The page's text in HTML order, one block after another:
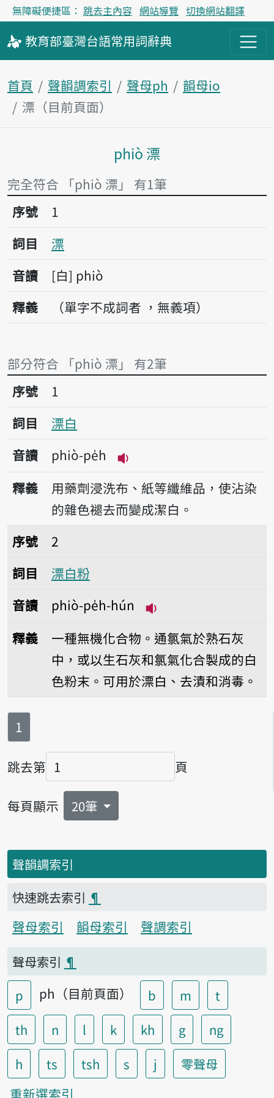
無障礙便捷區： 跳去主內容 網站導覽 切換網站翻譯
教育部臺灣台語常用詞辭典
首頁 聲韻調索引 聲母ph
韻母io
漂（目前頁面）
主內容區塊
phiò 漂
完全符合 「phiò 漂」 有1筆
序號1漂
序號
1
詞目
漂
音讀
白 phiò
釋義
（單字不成詞者 ，無義項）
部分符合 「phiò 漂」 有2筆
序號1漂白
序號
1
詞目
漂白
音讀
phiò-pe̍h
播放音讀phiò-pe̍h
釋義
用藥劑浸洗布、紙等纖維品，使沾染
的雜色褪去而變成潔白。
序號2漂白粉
序號
2
詞目
漂白粉
音讀
phiò-pe̍h-hún
釋義
一種無機化合物。通氯氣於熟石灰
中，或以生石灰和氯氣化合製成的白
色粉末。可用於漂白、去漬和消毒。
第
1
跳去第
頁碼
頁
每頁顯示 20筆
聲韻調索引
快速跳去索引 ¶
聲母索引
韻母索引
聲調索引
聲母索引 ¶
p
ph（目前頁面） b m
t
th
n l k kh g
ng
h
ts tsh s j
零聲母
重新選索引